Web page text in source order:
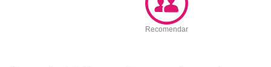
Recomendar